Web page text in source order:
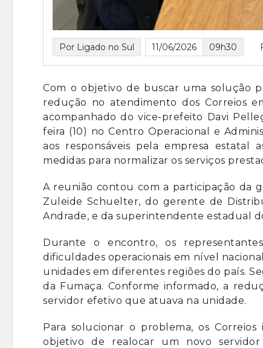
Por Ligado no Sul 11/06/2026 09h30
Com o objetivo de buscar uma solução
redução no atendimento dos Correios
acompanhado do vice-prefeito Davi
feira (10) no Centro Operacional e
aos responsáveis pela empresa estatal
medidas para normalizar os serviços
A reunião contou com a participação da
Zuleide Schuelter, do gerente de
Andrade, e da superintendente estadual
Durante o encontro, os
dificuldades operacionais em nível
unidades em diferentes regiões do país.
da Fumaça. Conforme informado, a
servidor efetivo que atuava na unidade.
Para solucionar o problema, os
objetivo de realocar um novo